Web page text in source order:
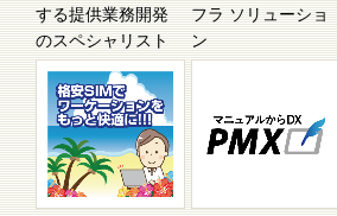
する提供業務開発
のスペシャリスト
フラ ソリューショ
ン